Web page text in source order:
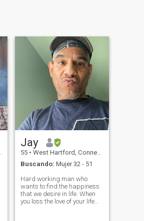
Jay
55 • West Hartford, Connecticut, Estados Unidos
Buscando: Mujer 32 - 51
Hard working man who
wants to find the happiness
that we desire in life. When
you loss the love of your life